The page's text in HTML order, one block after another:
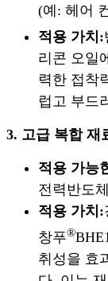
(예: 헤어
적용 가치:
리콘 오일
력한 접착
럽고 부드
3. 고급 복합 재
적용 가능
전력반도
적용 가치:
창푸®
취성을 효